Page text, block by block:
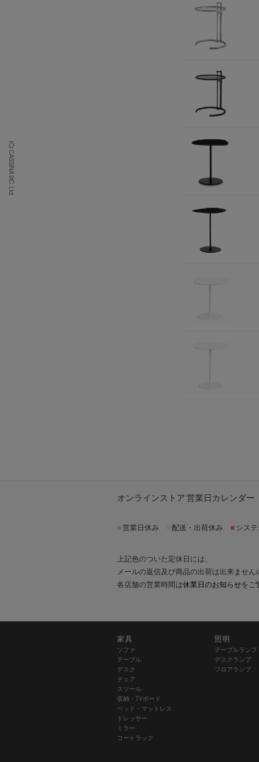
(C) CASSINA IXC. Ltd.
オンラインストア 営業日カレンダー
営業日休み 配送・出荷休み ■ シス
上記色のついた定休日には、
メールの返信及び商品の出荷は出来ません
各店舗の営業時間は休業日のお知らせをご
家具
ソファ
テーブル
デスク
チェア
スツール
収納・TVボード
ベッド・マットレス
ドレッサー
ミラー
コートラック
照明
テーブルランプ
デスクランプ
フロアランプ